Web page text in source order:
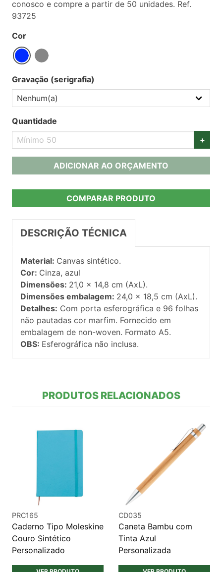
conosco e compre a partir de 50 unidades. Ref.
93725
Cor
Gravação (serigrafia)
Quantidade
+
ADICIONAR AO ORÇAMENTO
COMPARAR PRODUTO
DESCRIÇÃO TÉCNICA
Material: Canvas sintético.
Cor: Cinza, azul
Dimensões: 21,0 x 14,8 cm (AxL).
Dimensões embalagem: 24,0 x 18,5 cm (AxL).
Detalhes: Com porta esferográfica e 96 folhas
não pautadas cor marfim. Fornecido em
embalagem de non-woven. Formato A5.
OBS: Esferográfica não inclusa.
PRODUTOS RELACIONADOS
PRC165
Caderno Tipo Moleskine
Couro Sintético
Personalizado
CD035
Caneta Bambu com
Tinta Azul
Personalizada